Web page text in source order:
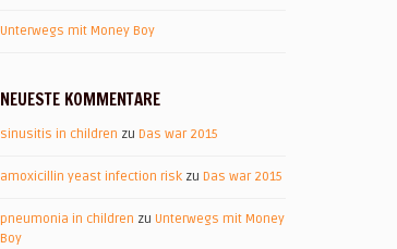
Unterwegs mit Money Boy
NEUESTE KOMMENTARE
sinusitis in children zu Das war 2015
amoxicillin yeast infection riskzu Das war 2015
pneumonia in children zu Unterwegs mit Money
Boy